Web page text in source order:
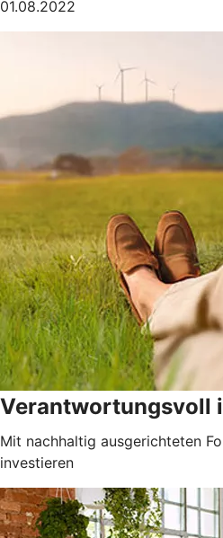
01.08.2022
Verantwortungsvoll
Mit nachhaltig ausgerichteten
investieren